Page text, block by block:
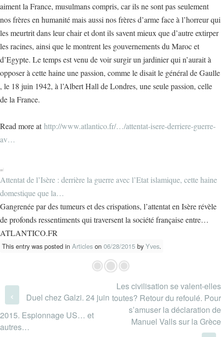
aiment la France, musulmans compris, car ils ne sont pas seulement
nos frères en humanité mais aussi nos frères d’arme face à l’horreur qui
les meurtrit dans leur chair et dont ils savent mieux que d’autre extirper
les racines, ainsi que le montrent les gouvernements du Maroc et
d’Egypte. Le temps est venu de voir surgir un jardinier qui n’aurait à
opposer à cette haine une passion, comme le disait le général de Gaulle
, le 18 juin 1942, à l’Albert Hall de Londres, une seule passion, celle
de la France.
Read more athttp://www.atlantico.fr/…/attentat-isere-derriere-guerre-
av…
Attentat de l’Isère : derrière la guerre avec l’Etat islamique, cette haine
domestique que la…
Gangrenée par des tumeurs et des crispations, l’attentat en Isère révèle
de profonds ressentiments qui traversent la société française entre…
ATLANTICO.FR
This entry was posted in Articles on 06/28/2015 by Yves.
Post navigation
‹
Duel chez Galzi. 24 juin
2015. Espionnage US… et
autres…
Les civilisation se valent-elles
toutes? Retour du refoulé. Pour
s’amuser la déclaration de
Manuel Valls sur la Grèce